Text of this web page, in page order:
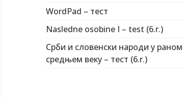
WordPad – тест
Nasledne osobine I – test (6.r.)
Срби и словенски народи у раном
средњем веку – тест (6.r.)